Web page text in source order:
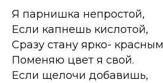
Я парнишка непростой,
Если капнешь кислотой,
Сразу стану ярко- красным
Поменяю цвет я свой.
Если щелочи добавишь,